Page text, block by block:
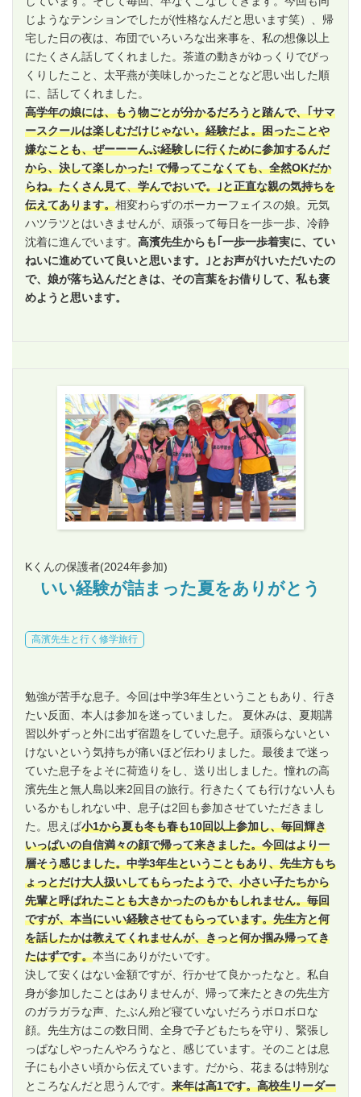
じようなテンションでしたが(性格なんだと思います笑）、帰
宅した日の夜は、布団でいろいろな出来事を、私の想像以上
にたくさん話してくれました。茶道の動きがゆっくりでびっ
くりしたこと、太平燕が美味しかったことなど思い出した順
に、話してくれました。
高学年の娘には、もう物ごとが分かるだろうと踏んで、｢サマ
ースクールは楽しむだけじゃない。経験だよ。困ったことや
嫌なことも、ぜーーーんぶ経験しに行くために参加するんだ
から、決して楽しかった! で帰ってこなくても、全然OKだか
らね。たくさん見て、学んでおいで。｣と正直な親の気持ちを
伝えてあります。相変わらずのポーカーフェイスの娘。元気
ハツラツとはいきませんが、頑張って毎日を一歩一歩、冷静
沈着に進んでいます。 高濱先生からも｢一歩一歩着実に、てい
ねいに進めていて良いと思います。｣とお声がけいただいたの
で、娘が落ち込んだときは、その言葉をお借りして、私も褒
めようと思います。
Kくんの保護者(2024年参加)
いい経験が詰まった夏をありがとう
高濱先生と行く修学旅行
勉強が苦手な息子。今回は中学3年生ということもあり、行き
たい反面、本人は参加を迷っていました。 夏休みは、夏期講
習以外ずっと外に出ず宿題をしていた息子。頑張らないとい
けないという気持ちが痛いほど伝わりました。最後まで迷っ
ていた息子をよそに荷造りをし、送り出しました。憧れの高
濱先生と無人島以来2回目の旅行。行きたくても行けない人も
いるかもしれない中、息子は2回も参加させていただきまし
た。思えば小1から夏も冬も春も10回以上参加し、毎回輝き
いっぱいの自信満々の顔で帰って来きました。今回はより一
層そう感じました。中学3年生ということもあり、先生方もち
ょっとだけ大人扱いしてもらったようで、小さい子たちから
先輩と呼ばれたことも大きかったのもかもしれません。毎回
ですが、本当にいい経験させてもらっています。先生方と何
を話したかは教えてくれませんが、きっと何か掴み帰ってき
たはずです。本当にありがたいです。
決して安くはない金額ですが、行かせて良かったなと。私自
身が参加したことはありませんが、帰って来たときの先生方
のガラガラな声、たぶん殆ど寝ていないだろうボロボロな
顔。先生方はこの数日間、全身で子どもたちを守り、緊張し
っぱなしやったんやろうなと、感じています。そのことは息
子にも小さい頃から伝えています。だから、花まるは特別な
ところなんだと思うんです。 来年は高1です。高校生リーダー